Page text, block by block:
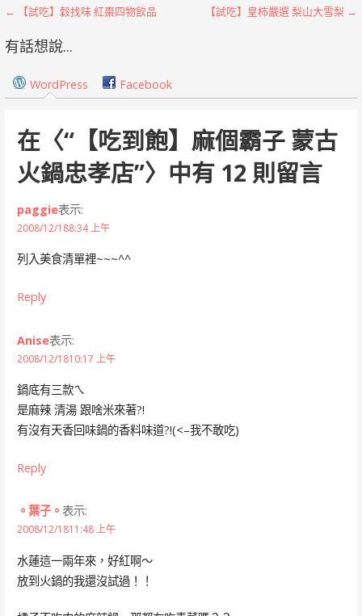
文
章
導
覽
← 【試吃】穀找味 紅棗四物飲品 【試吃】皇柿嚴選 梨山大雪梨 →
有話想說...
WordPress Facebook
在〈“【吃到飽】麻個霸子 蒙古
火鍋忠孝店”〉中有 12 則留言
paggie表示:
2008/12/188:34 上午
列入美食清單裡~~~^^
Reply
Anise表示:
2008/12/1810:17 上午
鍋底有三款ㄟ
是麻辣 清湯 跟啥米來著?!
有沒有天香回味鍋的香料味道?!(<–我不敢吃)
Reply
。葉子。 表示:
2008/12/1811:48 上午
水蓮這一兩年來，好紅啊～
放到火鍋的我還沒試過！！